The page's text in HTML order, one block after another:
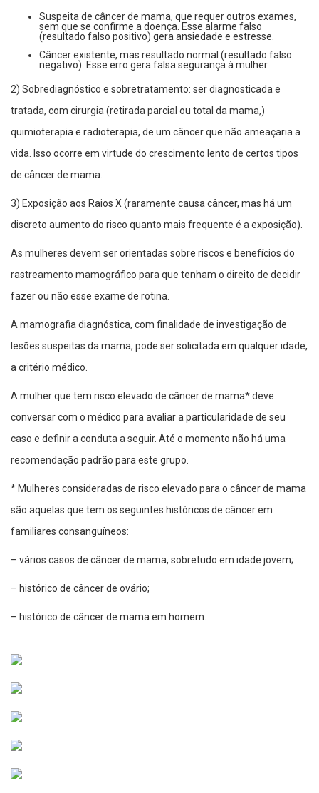
Suspeita de câncer de mama, que requer outros exames,
sem que se confirme a doença. Esse alarme falso
(resultado falso positivo) gera ansiedade e estresse.
Câncer existente, mas resultado normal (resultado falso
negativo). Esse erro gera falsa segurança à mulher.
2) Sobrediagnóstico e sobretratamento: ser diagnosticada e
tratada, com cirurgia (retirada parcial ou total da mama,)
quimioterapia e radioterapia, de um câncer que não ameaçaria a
vida. Isso ocorre em virtude do crescimento lento de certos tipos
de câncer de mama.
3) Exposição aos Raios X (raramente causa câncer, mas há um
discreto aumento do risco quanto mais frequente é a exposição).
As mulheres devem ser orientadas sobre riscos e benefícios do
rastreamento mamográfico para que tenham o direito de decidir
fazer ou não esse exame de rotina.
A mamografia diagnóstica, com finalidade de investigação de
lesões suspeitas da mama, pode ser solicitada em qualquer idade,
a critério médico.
A mulher que tem risco elevado de câncer de mama* deve
conversar com o médico para avaliar a particularidade de seu
caso e definir a conduta a seguir. Até o momento não há uma
recomendação padrão para este grupo.
* Mulheres consideradas de risco elevado para o câncer de mama
são aquelas que tem os seguintes históricos de câncer em
familiares consanguíneos:
– vários casos de câncer de mama, sobretudo em idade jovem;
– histórico de câncer de ovário;
– histórico de câncer de mama em homem.